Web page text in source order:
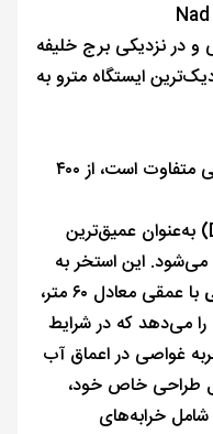
و در نزدیکی برج خلیفه
ایستگاه مترو به
بسته به فعالیت انتخابی متفاوت است، از ۴۰۰
استخر دیپ دایو دبی (Deep Dive) به‌عنوان عمیق‌ترین
می‌شود. این استخر به
با عمقی معادل ۶۰ متر،
را می‌دهد که در شرایط
غواصی در اعماق آب
طراحی خاص خود،
خرابه‌های